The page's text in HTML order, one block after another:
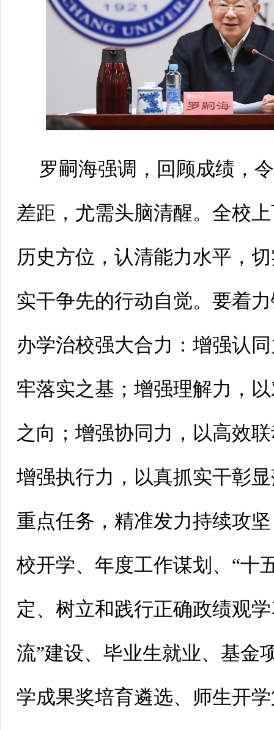
罗嗣海强调，回顾成绩，
差距，尤需头脑清醒。全校
历史方位，认清能力水平，
实干争先的行动自觉。要着
办学治校强大合力：增强认
牢落实之基；增强理解力，
之向；增强协同力，以高效
增强执行力，以真抓实干彰
重点任务，精准发力持续攻
校开学、年度工作谋划、“十
定、树立和践行正确政绩观
流”建设、毕业生就业、基金
学成果奖培育遴选、师生开